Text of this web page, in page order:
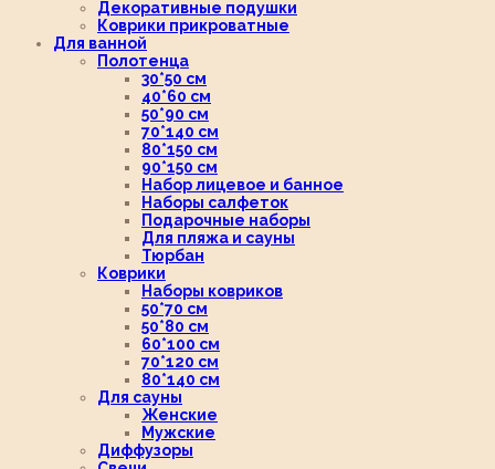
Декоративные подушки
Коврики прикроватные
Для ванной
Полотенца
30*50 см
40*60 см
50*90 см
70*140 см
80*150 см
90*150 см
Набор лицевое и банное
Наборы салфеток
Подарочные наборы
Для пляжа и сауны
Тюрбан
Коврики
Наборы ковриков
50*70 см
50*80 см
60*100 см
70*120 см
80*140 см
Для сауны
Женские
Мужские
Диффузоры